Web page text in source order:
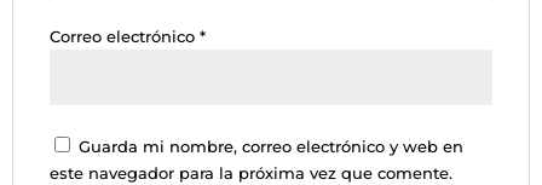
Correo electrónico *
Guarda mi nombre, correo electrónico y web en
este navegador para la próxima vez que comente.